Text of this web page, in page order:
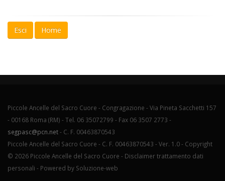
Esci Home
Piccole Ancelle del Sacro Cuore - Congragazione - Via Pineta Sacchetti 157
- 00168 Roma (RM) - Tel. 06 35072799 - Fax 06 3507 2773 -
segpasc@pcn.net- C. F. 00463870543
Piccole Ancelle del Sacro Cuore - C. F. 00463870543 - Ver. 1.0 - Copyright
© 2026 Piccole Ancelle del Sacro Cuore - Disclaimer trattamento dati
personali - Powered by Soluzione-web